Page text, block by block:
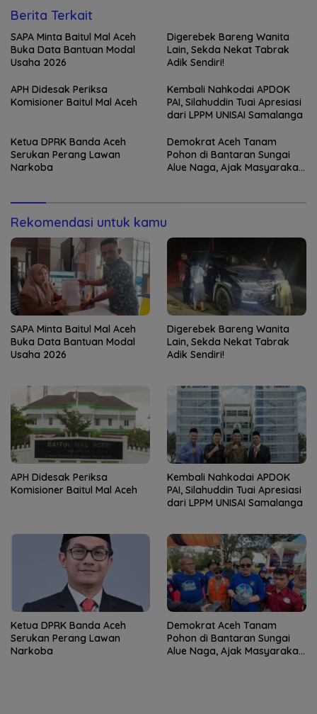
Berita Terkait
SAPA Minta Baitul Mal Aceh
Buka Data Bantuan Modal
Usaha 2026
Digerebek Bareng Wanita
Lain, Sekda Nekat Tabrak
Adik Sendiri!
APH Didesak Periksa
Komisioner Baitul Mal Aceh
Kembali Nahkodai APDOK
PAI, Silahuddin Tuai Apresiasi
dari LPPM UNISAI Samalanga
Ketua DPRK Banda Aceh
Serukan Perang Lawan
Narkoba
Demokrat Aceh Tanam
Pohon di Bantaran Sungai
Alue Naga, Ajak Masyarakat
Rekomendasi untuk kamu
SAPA Minta Baitul Mal Aceh
Buka Data Bantuan Modal
Usaha 2026
Digerebek Bareng Wanita
Lain, Sekda Nekat Tabrak
Adik Sendiri!
APH Didesak Periksa
Komisioner Baitul Mal Aceh
Kembali Nahkodai APDOK
PAI, Silahuddin Tuai Apresiasi
dari LPPM UNISAI Samalanga
Ketua DPRK Banda Aceh
Serukan Perang Lawan
Narkoba
Demokrat Aceh Tanam
Pohon di Bantaran Sungai
Alue Naga, Ajak Masyarakat